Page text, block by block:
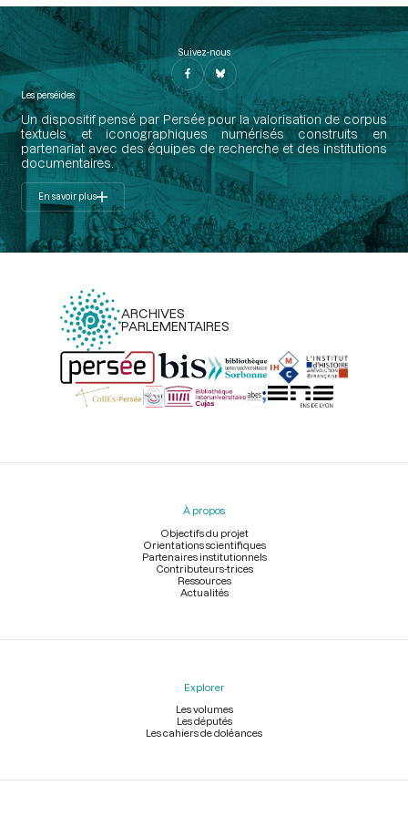
Suivez-nous
Les perséides
Un dispositif pensé par Persée pour la valorisation de corpus
textuels et iconographiques numérisés construits en
partenariat avec des équipes de recherche et des institutions
documentaires.
En savoir plus
ARCHIVES
PARLEMENTAIRES
Menu
À propos
Objectifs du projet
Orientations scientifiques
Partenaires institutionnels
Contributeurs-trices
Ressources
Actualités
Explorer
Les volumes
Les députés
Les cahiers de doléances